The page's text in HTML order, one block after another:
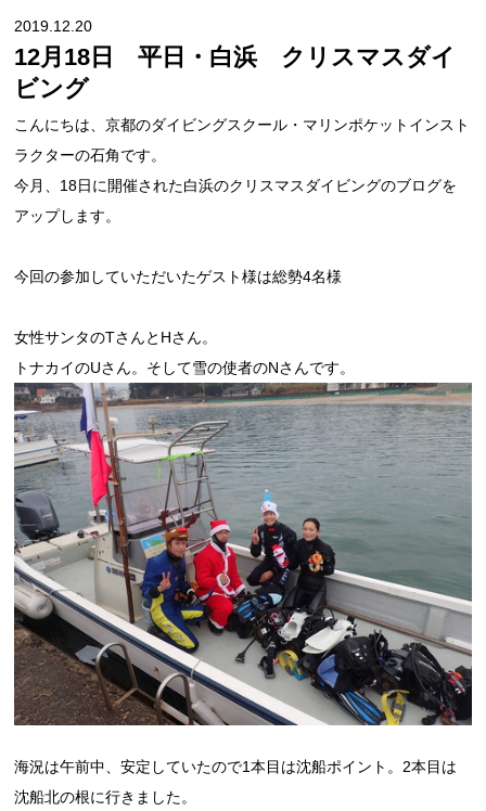
2019.12.20
12月18日 平日・白浜 クリスマスダイ
ビング
こんにちは、京都のダイビングスクール・マリンポケットインスト
ラクターの石角です。
今月、18日に開催された白浜のクリスマスダイビングのブログを
アップします。
今回の参加していただいたゲスト様は総勢4名様
女性サンタのTさんとHさん。
トナカイのUさん。そして雪の使者のNさんです。
海況は午前中、安定していたので1本目は沈船ポイント。2本目は
沈船北の根に行きました。